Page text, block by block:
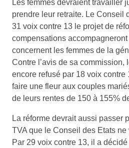
Les femmes devraient travailler
prendre leur retraite. Le Conseil
31 voix contre 13 le projet de
compensations
concernent les femmes de la
Contre l’avis de sa commission,
encore refusé par 18 voix contre
faire une fleur aux couples
de leurs rentes de 150 à 155%
La réforme devrait aussi passer
TVA que le Conseil des Etats ne
Par 29 voix contre 13, il a